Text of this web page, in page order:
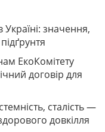
значення,
ЕкоКомітету
договір для
сталість —
довкілля